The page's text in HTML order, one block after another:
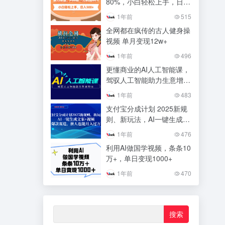
500+1年前 515
全网都在疯传的古人健身操
视频 单月变现12w+
1年前 496
更懂商业的AI人工智能课，
驾驭人工智能助力生意增长
（更新116节）
1年前 483
支付宝分成计划 2025新规
则、新玩法，AI一键生成文
案+视频，爆款赛道，新人
也能月入过万
1年前 476
利用AI做国学视频，条条10
万+，单日变现1000+
1年前 470